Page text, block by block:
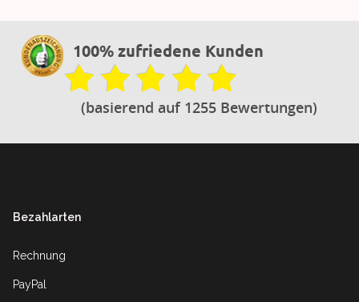
100% zufriedene Kunden
(basierend auf 1255 Bewertungen)
Bezahlarten
Rechnung
PayPal